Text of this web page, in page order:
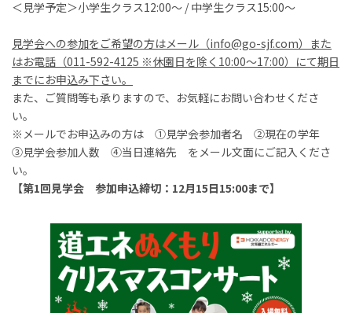
＜見学予定＞小学生クラス12:00～ / 中学生クラス15:00～
見学会への参加をご希望の方はメール（info@go-sjf.com）また
はお電話（011-592-4125 ※休園日を除く10:00～17:00）にて期日
までにお申込み下さい。
また、ご質問等も承りますので、お気軽にお問い合わせくださ
い。
※メールでお申込みの方は ①見学会参加者名 ②現在の学年
③見学会参加人数 ④当日連絡先 をメール文面にご記入くださ
い。
【第1回見学会 参加申込締切：12月15日15:00まで】